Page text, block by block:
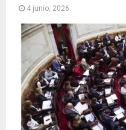
4 junio, 2026